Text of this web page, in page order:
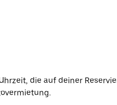
die auf deiner